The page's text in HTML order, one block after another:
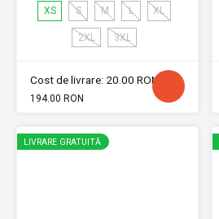
XS S M L XL
2XL 3XL
Cost de livrare: 20.00 RON
194.00 RON
LIVRARE GRATUITĂ